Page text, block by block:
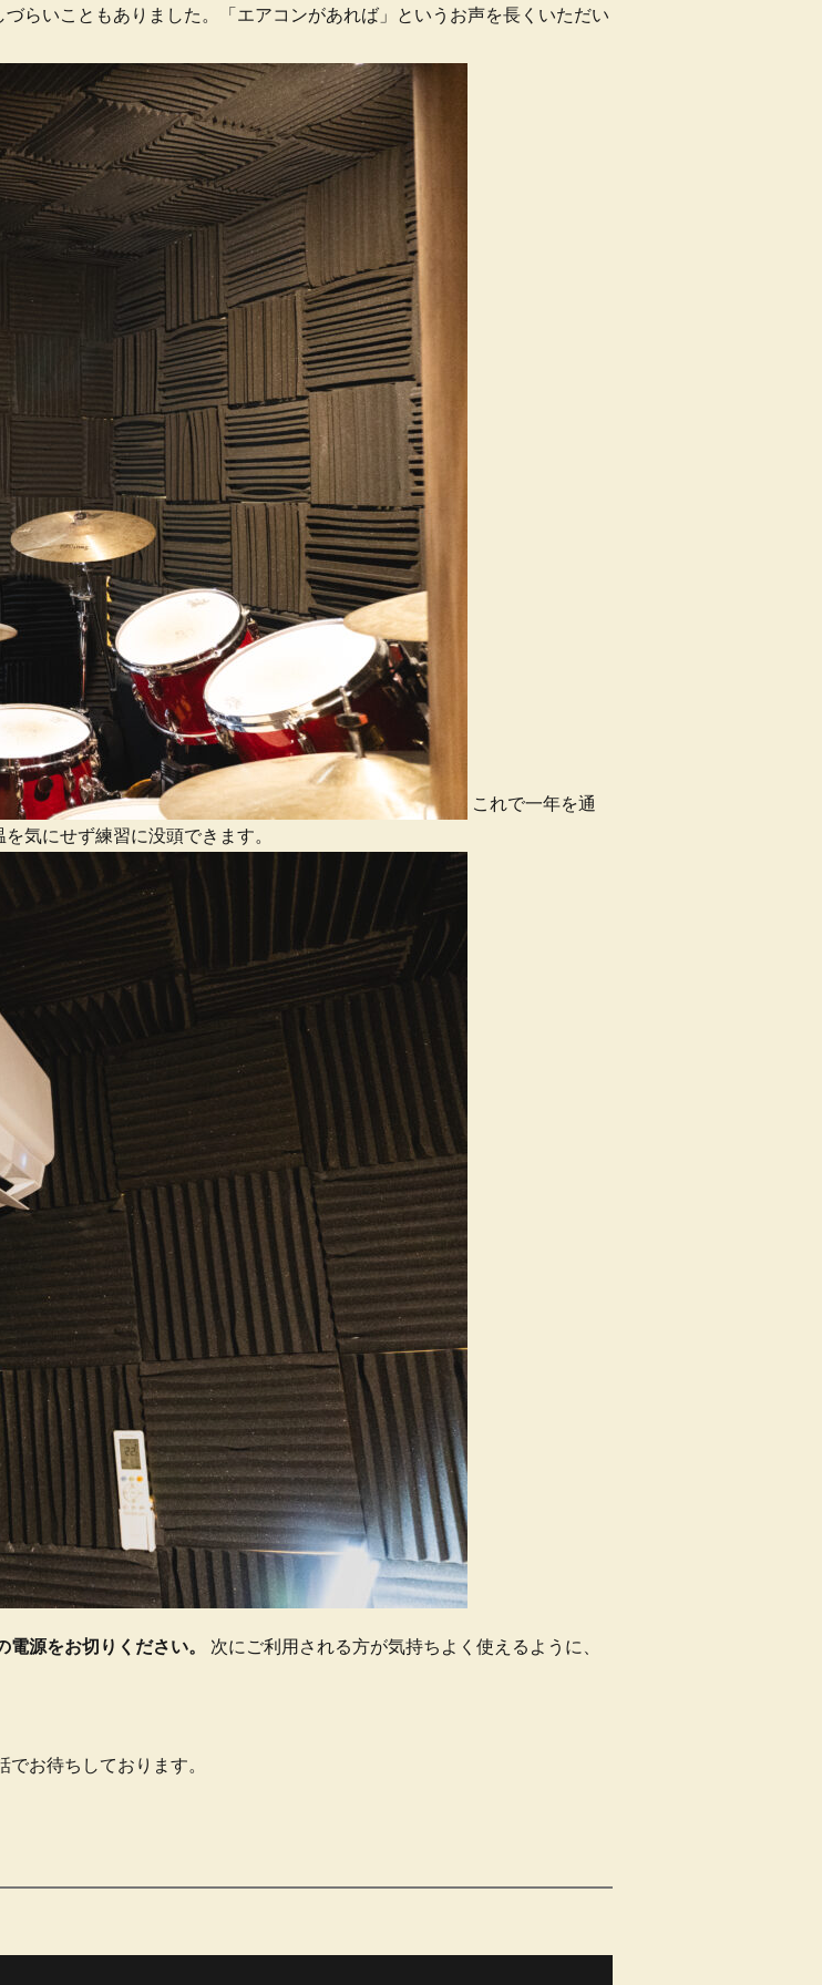
らいこともありました。「エアコンがあれば」というお声を長くいただい
これで一年を通
気にせず練習に没頭できます。
源をお切りください。
次にご利用される方が気持ちよく使えるように、
お待ちしております。